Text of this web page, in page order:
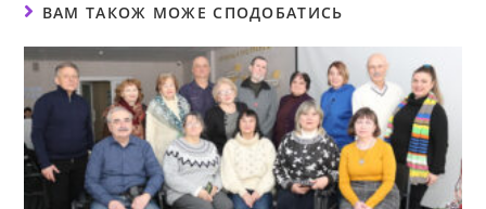
ВАМ ТАКОЖ МОЖЕ СПОДОБАТИСЬ